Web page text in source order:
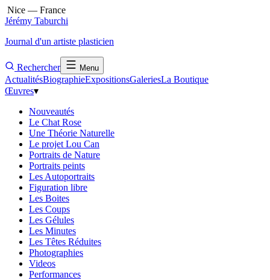
Nice — France
Jérémy Taburchi
Journal d'un artiste plasticien
Rechercher Menu
ActualitésBiographieExpositionsGaleriesLa Boutique
Œuvres▾
Nouveautés
Le Chat Rose
Une Théorie Naturelle
Le projet Lou Can
Portraits de Nature
Portraits peints
Les Autoportraits
Figuration libre
Les Boites
Les Coups
Les Gélules
Les Minutes
Les Têtes Réduites
Photographies
Videos
Performances